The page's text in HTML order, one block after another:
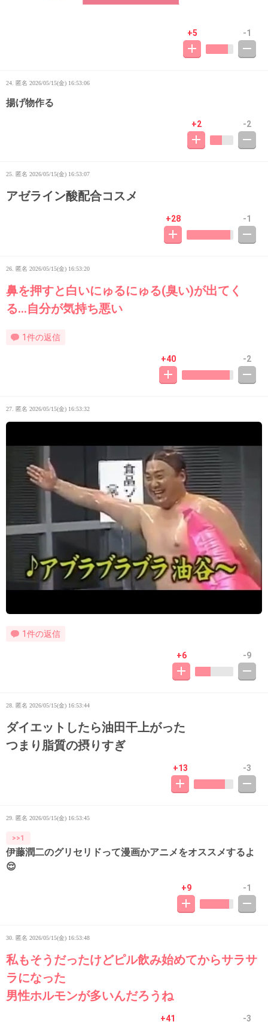
+5 -1
24. 匿名 2026/05/15(金) 16:53:06
揚げ物作る
+2 -2
25. 匿名 2026/05/15(金) 16:53:07
アゼライン酸配合コスメ
+28 -1
26. 匿名 2026/05/15(金) 16:53:20
鼻を押すと白いにゅるにゅる(臭い)が出てく
る…自分が気持ち悪い
1件の返信
+40 -2
27. 匿名 2026/05/15(金) 16:53:32
1件の返信
+6 -9
28. 匿名 2026/05/15(金) 16:53:44
ダイエットしたら油田干上がった
つまり脂質の摂りすぎ
+13 -3
29. 匿名 2026/05/15(金) 16:53:45
>>1
伊藤潤二のグリセリドって漫画かアニメをオススメするよ
😌
+9 -1
30. 匿名 2026/05/15(金) 16:53:48
私もそうだったけどピル飲み始めてからサラサ
ラになった
男性ホルモンが多いんだろうね
+41 -3